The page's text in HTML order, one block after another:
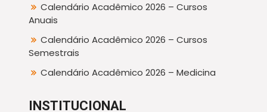
Calendário Acadêmico 2026 – Cursos
Anuais
Calendário Acadêmico 2026 – Cursos
Semestrais
Calendário Acadêmico 2026 – Medicina
INSTITUCIONAL